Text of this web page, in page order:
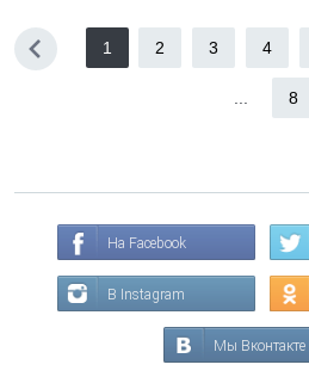
1 2 3 4
8
На Facebook
В Instagram
Мы Вконтакте